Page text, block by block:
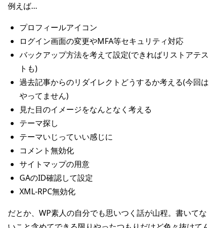
例えば…
プロフィールアイコン
ログイン画面の変更やMFA等セキュリティ対応
バックアップ方法を考えて設定(できればリストアテス
トも)
過去記事からのリダイレクトどうするか考える(今回は
やってません)
見た目のイメージをなんとなく考える
テーマ探し
テーマいじっていい感じに
コメント無効化
サイトマップの用意
GAのID確認して設定
XML-RPC無効化
だとか、WP素人の自分でも思いつく話が山程。書いてな